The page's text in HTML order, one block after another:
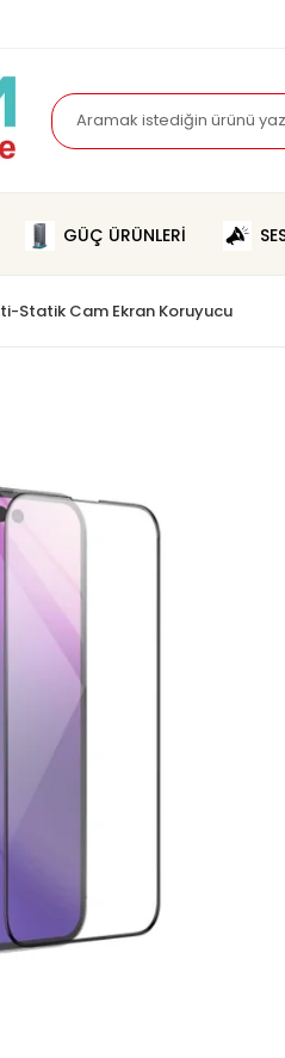
GÜÇ ÜRÜNLERİ
Statik Cam Ekran Koruyucu